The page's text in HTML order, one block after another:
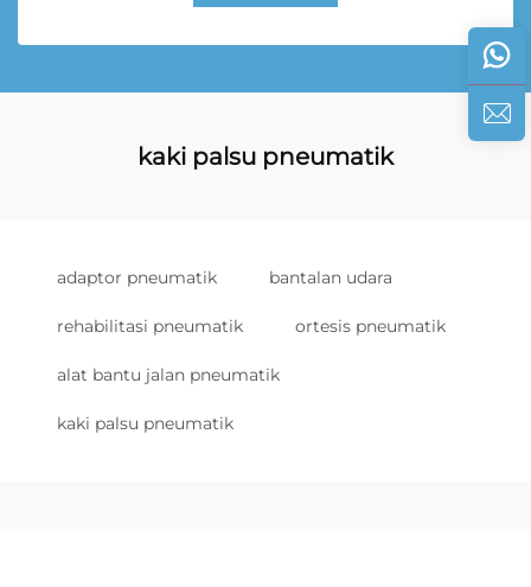
kaki palsu pneumatik
adaptor pneumatik bantalan udara
rehabilitasi pneumatik ortesis pneumatik
alat bantu jalan pneumatik
kaki palsu pneumatik